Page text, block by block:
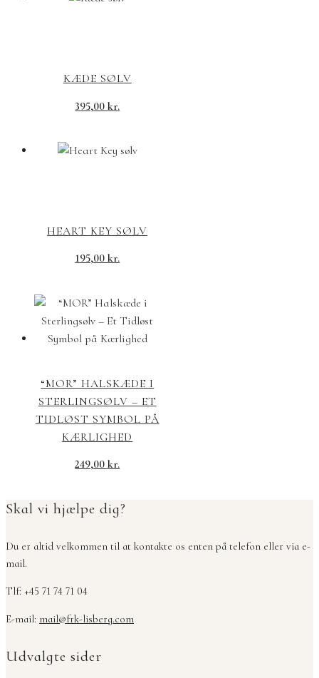
KÆDE SØLV
395,00kr.
HEART KEY SØLV
195,00kr.
“MOR” HALSKÆDE I
STERLINGSØLV – ET
TIDLØST SYMBOL PÅ
KÆRLIGHED
249,00kr.
Skal vi hjælpe dig?
Du er altid velkommen til at kontakte os enten på telefon eller via e-
mail.
Tlf: +45 71 74 71 04
E-mail: mail@frk-lisberg.com
Udvalgte sider